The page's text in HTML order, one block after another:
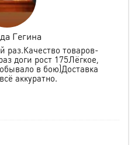
Гегина
раз.Качество товаров-
доги рост 175Лёгкое,
в бою)Доставка
аккуратно.